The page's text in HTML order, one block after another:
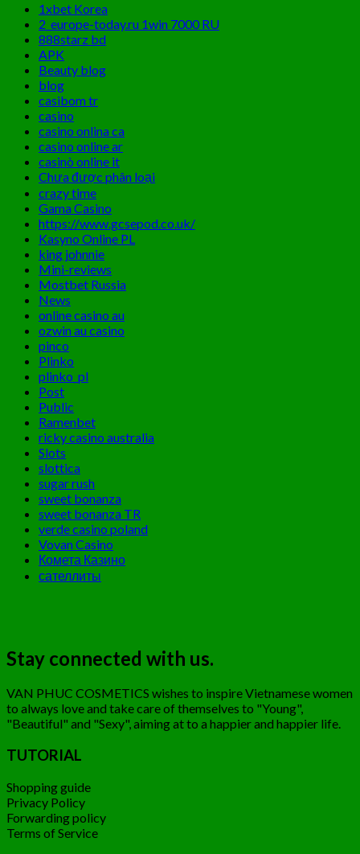
1xbet Korea
2_europe-today.ru 1win 7000 RU
888starz bd
APK
Beauty blog
blog
casibom tr
casino
casino onlina ca
casino online ar
casinò online it
Chưa được phân loại
crazy time
Gama Casino
https://www.gcsepod.co.uk/
Kasyno Online PL
king johnnie
Mini-reviews
Mostbet Russia
News
online casino au
ozwin au casino
pinco
Plinko
plinko_pl
Post
Public
Ramenbet
ricky casino australia
Slots
slottica
sugar rush
sweet bonanza
sweet bonanza TR
verde casino poland
Vovan Casino
Комета Казино
сателлиты
Stay connected with us.
VAN PHUC COSMETICS wishes to inspire Vietnamese women
to always love and take care of themselves to "Young",
"Beautiful" and "Sexy", aiming at to a happier and happier life.
TUTORIAL
Shopping guide
Privacy Policy
Forwarding policy
Terms of Service